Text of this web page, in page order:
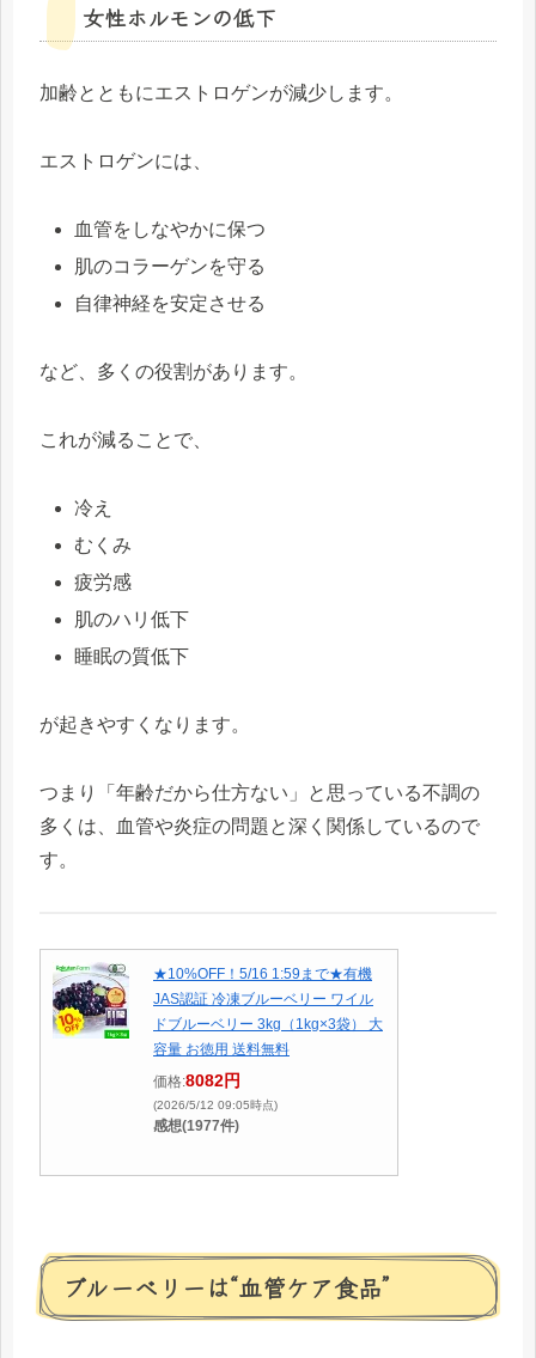
女性ホルモンの低下
加齢とともにエストロゲンが減少します。
エストロゲンには、
血管をしなやかに保つ
肌のコラーゲンを守る
自律神経を安定させる
など、多くの役割があります。
これが減ることで、
冷え
むくみ
疲労感
肌のハリ低下
睡眠の質低下
が起きやすくなります。
つまり「年齢だから仕方ない」と思っている不調の
多くは、血管や炎症の問題と深く関係しているので
す。
★10%OFF！5/16 1:59まで★有機
JAS認証 冷凍ブルーベリー ワイル
ドブルーベリー 3kg（1kg×3袋） 大
容量 お徳用 送料無料
価格:8082円
(2026/5/12 09:05時点)
感想(1977件)
ブルーベリーは“血管ケア食品”